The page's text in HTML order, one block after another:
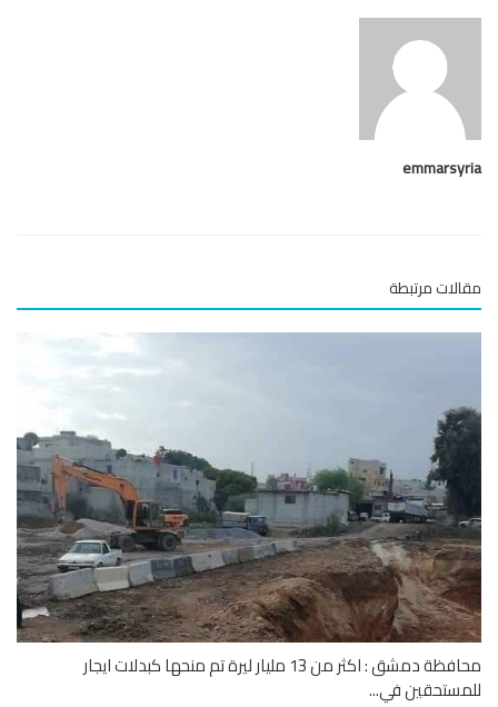
مرتبطة
محافظة دمشق : اكثر من 13 مليار ليرة تم منحها كبدلات ايجار
في...